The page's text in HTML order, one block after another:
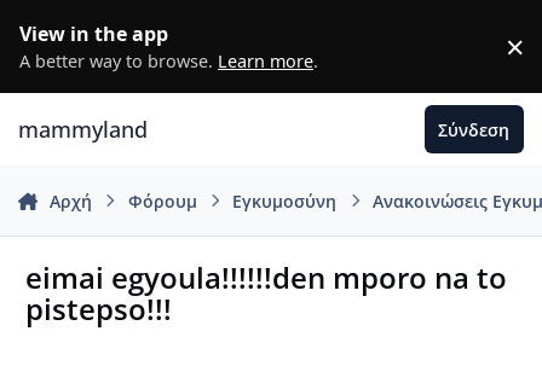
View in the app
A better way to browse. Learn more. ×
mammyland Σύνδεση
Αρχή Φόρουμ Εγκυμοσύνη Ανακοινώσεις
eimai egyoula!!!!!!den mporo na to
pistepso!!!